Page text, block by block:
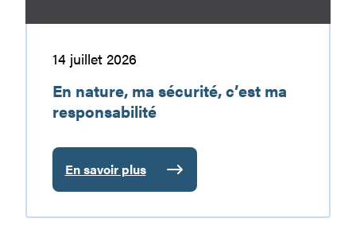
14 juillet 2026
En nature, ma sécurité, c’est ma
responsabilité
En savoir plus
:
En
nature,